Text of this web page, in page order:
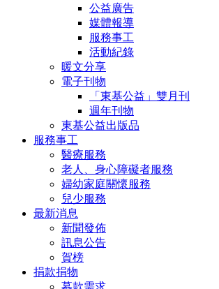
公益廣告
媒體報導
服務事工
活動紀錄
暖文分享
電子刊物
「東基公益」雙月刊
週年刊物
東基公益出版品
服務事工
醫療服務
老人、身心障礙者服務
婦幼家庭關懷服務
兒少服務
最新消息
新聞發佈
訊息公告
賀榜
捐款捐物
募款需求